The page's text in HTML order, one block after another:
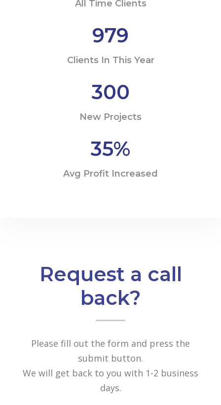
All Time Clients
979
Clients In This Year
300
New Projects
35%
Avg Profit Increased
Request a call
back?
Please fill out the form and press the
submit button.
We will get back to you with 1-2 business
days.